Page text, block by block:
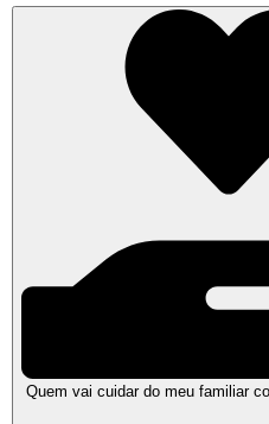
Quem vai cuidar do meu familiar